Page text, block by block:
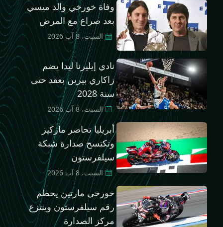
وفاة خورخي والد ميسي
بعد صراع مع المرض
السبت، 8 آب 2026
نادي إيليرنا ليدا يضم
زاكاري بيرين بعقد حتى
سنة 2028
السبت، 8 آب 2026
أبريليا تحاصر ماركيز
وتكتسح صدارة شبكة
سيلفرستون
السبت، 8 آب 2026
خورخي مارتين يحطم
رقم سيلفرستون وينتزع
مركز الصدارة